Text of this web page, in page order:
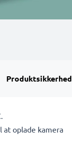
Produktsikkerhed
at oplade kamera